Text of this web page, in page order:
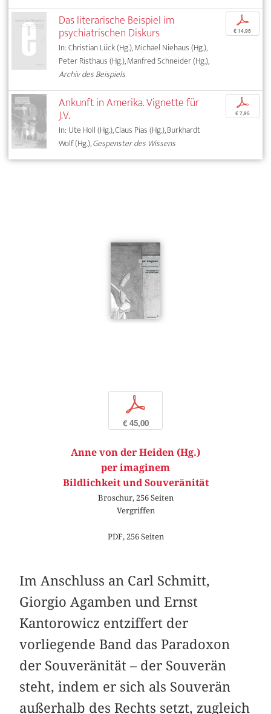
Das literarische Beispiel im
psychiatrischen Diskurs
In: Christian Lück (Hg.), Michael Niehaus (Hg.),
Peter Risthaus (Hg.), Manfred Schneider (Hg.),
Archiv des Beispiels
p
€ 14,95
Ankunft in Amerika. Vignette für
J.V.
In: Ute Holl (Hg.), Claus Pias (Hg.), Burkhardt
Wolf (Hg.),Gespenster des Wissens
p
€ 7,95
p
€ 45,00
Anne von der Heiden (Hg.)
per imaginem
Bildlichkeit und Souveränität
Broschur, 256 Seiten
Vergriffen
PDF, 256 Seiten
Im Anschluss an Carl Schmitt,
Giorgio Agamben und Ernst
Kantorowicz entziffert der
vorliegende Band das Paradoxon
der Souveränität – der Souverän
steht, indem er sich als Souverän
außerhalb des Rechts setzt, zugleich